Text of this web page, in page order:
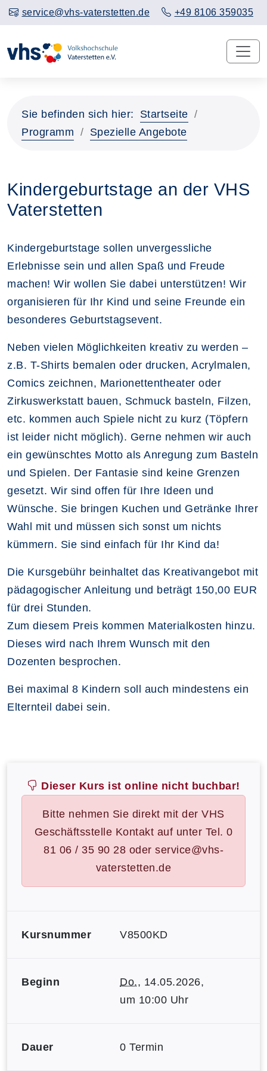
service@vhs-vaterstetten.de +49 8106 359035
Sie befinden sich hier:
Startseite
Programm
Spezielle Angebote
Kindergeburtstage an der VHS
Vaterstetten
Kindergeburtstage sollen unvergessliche
Erlebnisse sein und allen Spaß und Freude
machen! Wir wollen Sie dabei unterstützen! Wir
organisieren für Ihr Kind und seine Freunde ein
besonderes Geburtstagsevent.
Neben vielen Möglichkeiten kreativ zu werden –
z.B. T-Shirts bemalen oder drucken, Acrylmalen,
Comics zeichnen, Marionettentheater oder
Zirkuswerkstatt bauen, Schmuck basteln, Filzen,
etc. kommen auch Spiele nicht zu kurz (Töpfern
ist leider nicht möglich). Gerne nehmen wir auch
ein gewünschtes Motto als Anregung zum Basteln
und Spielen. Der Fantasie sind keine Grenzen
gesetzt. Wir sind offen für Ihre Ideen und
Wünsche. Sie bringen Kuchen und Getränke Ihrer
Wahl mit und müssen sich sonst um nichts
kümmern. Sie sind einfach für Ihr Kind da!
Die Kursgebühr beinhaltet das Kreativangebot mit
pädagogischer Anleitung und beträgt 150,00 EUR
für drei Stunden.
Zum diesem Preis kommen Materialkosten hinzu.
Dieses wird nach Ihrem Wunsch mit den
Dozenten besprochen.
Bei maximal 8 Kindern soll auch mindestens ein
Elternteil dabei sein.
Dieser Kurs ist online nicht buchbar!
Bitte nehmen Sie direkt mit der VHS
Geschäftsstelle Kontakt auf unter Tel. 0
81 06 / 35 90 28 oder service@vhs-
vaterstetten.de
Kursnummer V8500KD
Beginn Do., 14.05.2026,
um 10:00 Uhr
Dauer 0 Termin